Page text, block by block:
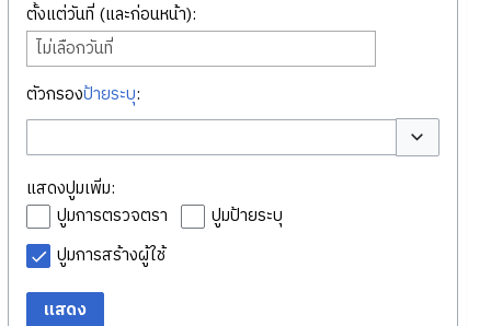
ตั้งแต่วันที่ (และก่อนหน้า):
ไม่เลือกวันที่
ตัวกรองป้ายระบุ:
สลับตัวเลือก
แสดงปูมเพิ่ม:
ปูมการตรวจตรา
ปูมป้ายระบุ
ปูมการสร้างผู้ใช้
แสดง